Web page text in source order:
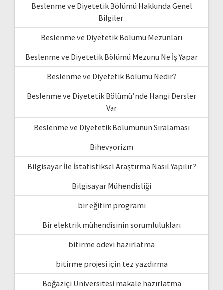
Beslenme ve Diyetetik Bölümü Hakkında Genel
Bilgiler
Beslenme ve Diyetetik Bölümü Mezunları
Beslenme ve Diyetetik Bölümü Mezunu Ne İş Yapar
Beslenme ve Diyetetik Bölümü Nedir?
Beslenme ve Diyetetik Bölümü’nde Hangi Dersler
Var
Beslenme ve Diyetetik Bölümünün Sıralaması
Bihevyorizm
Bilgisayar İle İstatistiksel Araştırma Nasıl Yapılır?
Bilgisayar Mühendisliği
bir eğitim programı
Bir elektrik mühendisinin sorumlulukları
bitirme ödevi hazırlatma
bitirme projesi için tez yazdırma
Boğaziçi Üniversitesi makale hazırlatma